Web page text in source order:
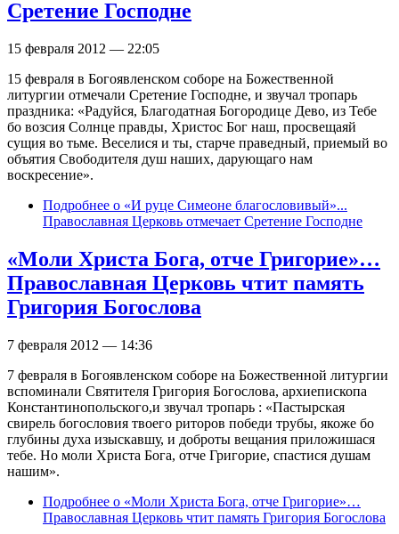
Сретение Господне
15 февраля 2012 — 22:05
15 февраля в Богоявленском соборе на Божественной
литургии отмечали Сретение Господне, и звучал тропарь
праздника: «Радуйся, Благодатная Богородице Дево, из Тебе
бо возсия Солнце правды, Христос Бог наш, просвещаяй
сущия во тьме. Веселися и ты, старче праведный, приемый во
объятия Свободителя душ наших, дарующаго нам
воскресение».
Подробнее о «И руце Симеоне благословивый»...
Православная Церковь отмечает Сретение Господне
«Моли Христа Бога, отче Григорие»…
Православная Церковь чтит память
Григория Богослова
7 февраля 2012 — 14:36
7 февраля в Богоявленском соборе на Божественной литургии
вспоминали Святителя Григория Богослова, архиепископа
Константинопольского,и звучал тропарь : «Пастырская
свирель богословия твоего риторов победи трубы, якоже бо
глубины духа изыскавшу, и доброты вещания приложишася
тебе. Но моли Христа Бога, отче Григорие, спастися душам
нашим».
Подробнее о «Моли Христа Бога, отче Григорие»…
Православная Церковь чтит память Григория Богослова